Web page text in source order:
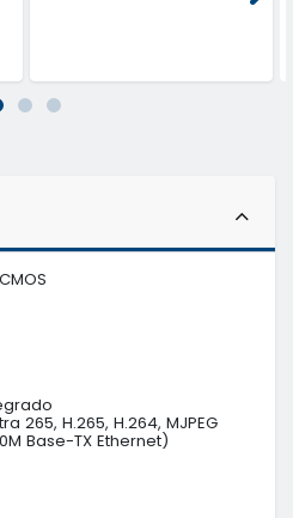
265, H.265, H.264, MJPEG
Base-TX Ethernet)